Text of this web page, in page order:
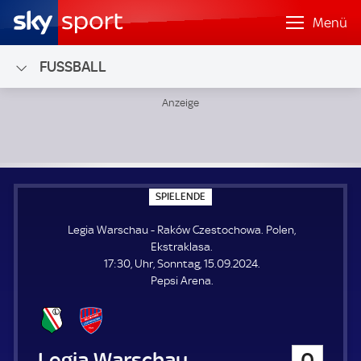
Menü
FUSSBALL
SPIELENDE
P
E
E
N
E
Legia Warschau - Raków Czestochowa. Polen,
Ekstraklasa.
17:30, Uhr, Sonntag, 15.09.2024.
Pepsi Arena.